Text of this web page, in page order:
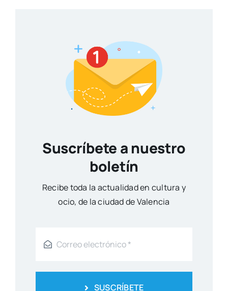
Suscríbete a nuestro
boletín
Reci­be toda la actua­li­dad en cul­tu­ra y
ocio, de la ciu­dad de Valen­cia
SUSCRÍBETE